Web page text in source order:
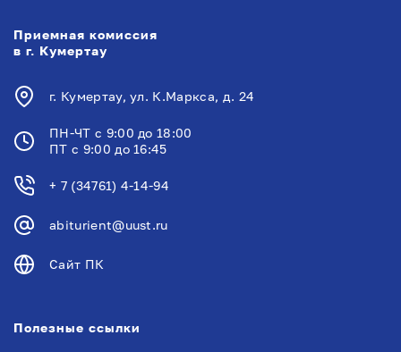
Приемная комиссия
в г. Кумертау
г. Кумертау, ул. К.Маркса, д. 24
ПН-ЧТ с 9:00 до 18:00
ПТ с 9:00 до 16:45
+ 7 (34761) 4-14-94
abiturient@uust.ru
Сайт ПК
Полезные ссылки